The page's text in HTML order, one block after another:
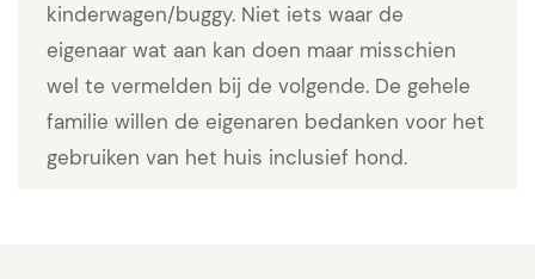
Op de bovenste verdieping is de:
Vierde ruime slaapkamer met tweepersoonsbed (160
x 200) en individuele airco. Een schuifraam geeft
toegang tot het terras met uitzicht op zee.
kinderwagen/buggy. Niet iets waar de
eigenaar wat aan kan doen maar misschien
wel te vermelden bij de volgende. De gehele
familie willen de eigenaren bedanken voor het
gebruiken van het huis inclusief hond.